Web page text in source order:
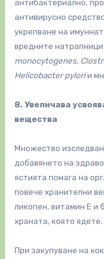
антибактериално,
антивирусно
укрепване на
вредните
monocytogenes,
Helicobacter pyloriи
8. Увеличава
вещества
Множество
добавянето на
ястията помага на
повече хранителни
ликопен, витамин E и
храната, която ядете.
При закупуване на